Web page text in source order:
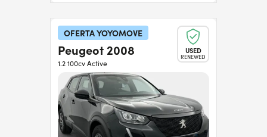
OFERTA YOYOMOVE
USED
RENEWED
Peugeot 2008
1.2 100cv Active